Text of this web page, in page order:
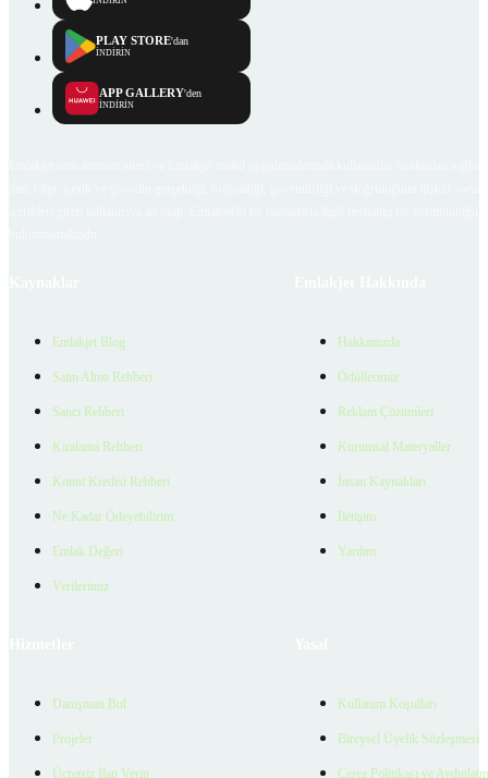
PLAY STORE'dan
İNDİRİN
APP GALLERY'den
İNDİRİN
Emlakjet Blog
Satın Alma Rehberi
Satıcı Rehberi
Kiralama Rehberi
Konut Kredisi Rehberi
Ne Kadar Ödeyebilirim
Emlak Değeri
Verilerimiz
Hakkımızda
Ödüllerimiz
Reklam Çözümleri
Kurumsal Materyaller
İnsan Kaynakları
İletişim
Yardım
Danışman Bul
Projeler
Ücretsiz İlan Verin
Kullanım Koşulları
Bireysel Üyelik Sözleşmesi
Çerez Politikası ve